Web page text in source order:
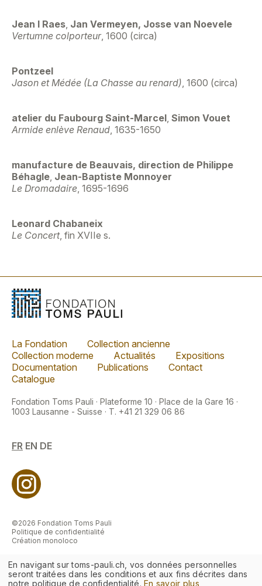
Jean I Raes, Jan Vermeyen, Josse van Noevele
Vertumne colporteur, 1600 (circa)
Pontzeel
Jason et Médée (La Chasse au renard), 1600 (circa)
atelier du Faubourg Saint-Marcel, Simon Vouet
Armide enlève Renaud, 1635-1650
manufacture de Beauvais, direction de Philippe
Béhagle, Jean-Baptiste Monnoyer
Le Dromadaire, 1695-1696
Leonard Chabaneix
Le Concert, fin XVIIe s.
La Fondation
Collection ancienne
Collection moderne
Actualités
Expositions
Documentation
Publications
Contact
Catalogue
Fondation Toms Pauli · Plateforme 10 · Place de la Gare 16 ·
1003 Lausanne - Suisse · T. +41 21 329 06 86
FR EN DE
©2026 Fondation Toms Pauli
Politique de confidentialité
Création monoloco
En navigant sur toms-pauli.ch, vos données personnelles
seront traitées dans les conditions et aux fins décrites dans
notre politique de confidentialité.En savoir plus